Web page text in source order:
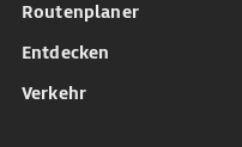
Routenplaner
Entdecken
Verkehr